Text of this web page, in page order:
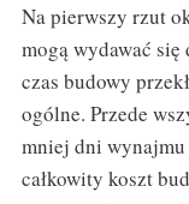
Na pierwszy rzut
mogą wydawać
czas budowy
ogólne. Przede
mniej dni wynajmu
całkowity koszt